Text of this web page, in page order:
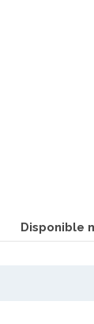
Disponible